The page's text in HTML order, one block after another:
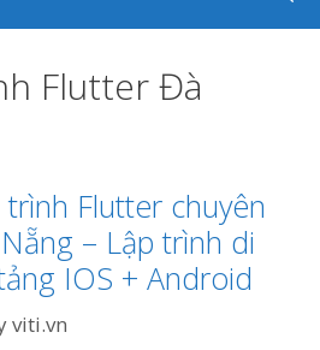
Flutter Đà
Flutter chuyên
– Lập trình di
IOS + Android
viti.vn